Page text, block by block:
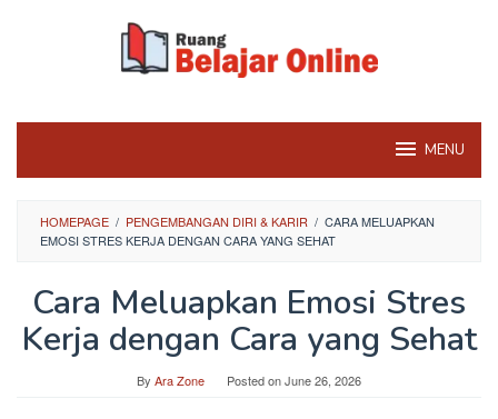
MENU
HOMEPAGE / PENGEMBANGAN DIRI & KARIR / CARA MELUAPKAN
EMOSI STRES KERJA DENGAN CARA YANG SEHAT
Cara Meluapkan Emosi Stres
Kerja dengan Cara yang Sehat
By Ara Zone Posted onJune 26, 2026